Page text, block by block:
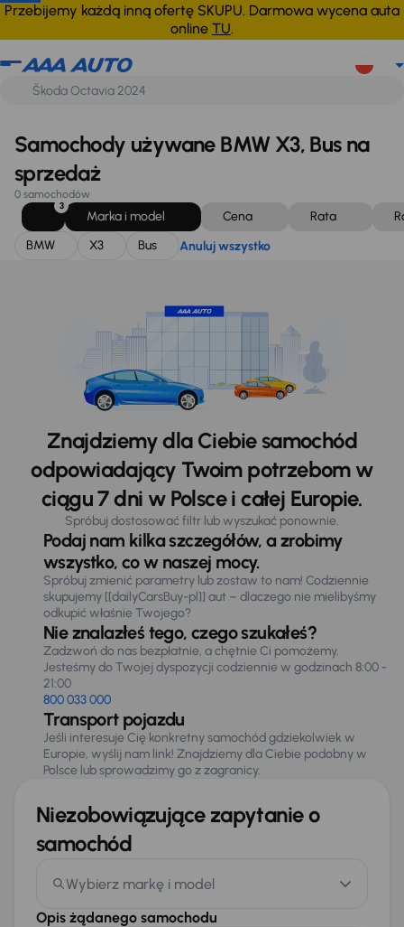
Przebijemy każdą inną ofertę SKUPU. Darmowa wycena auta
online TU.
BMW X3 Bus Anuluj wszystko
Samochody używane BMW X3, Bus na
sprzedaż
0 samochodów
3
Marka i model Cena Rata
BMW
X3 Bus Anuluj wszystko
Znajdziemy dla Ciebie samochód
odpowiadający Twoim potrzebom w
ciągu 7 dni w Polsce i całej Europie.
Spróbuj dostosować filtr lub wyszukać ponownie.
Podaj nam kilka szczegółów, a zrobimy
wszystko, co w naszej mocy.
Spróbuj zmienić parametry lub zostaw to nam! Codziennie
skupujemy [[dailyCarsBuy-pl]] aut – dlaczego nie mielibyśmy
odkupić właśnie Twojego?
Nie znalazłeś tego, czego szukałeś?
Zadzwoń do nas bezpłatnie, a chętnie Ci pomożemy.
Jesteśmy do Twojej dyspozycji codziennie w godzinach 8:00 -
21:00
800 033 000
Transport pojazdu
Jeśli interesuje Cię konkretny samochód gdziekolwiek w
Europie, wyślij nam link! Znajdziemy dla Ciebie podobny w
Polsce lub sprowadzimy go z zagranicy.
Niezobowiązujące zapytanie o
samochód
Wybierz markę i model
Opis żądanego samochodu